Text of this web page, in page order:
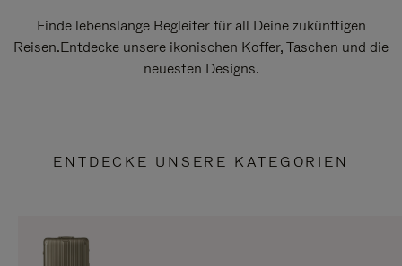
Finde lebenslange Begleiter für all Deine zukünftigen
Reisen.Entdecke unsere ikonischen Koffer, Taschen und die
neuesten Designs.
ENTDECKE UNSERE KATEGORIEN